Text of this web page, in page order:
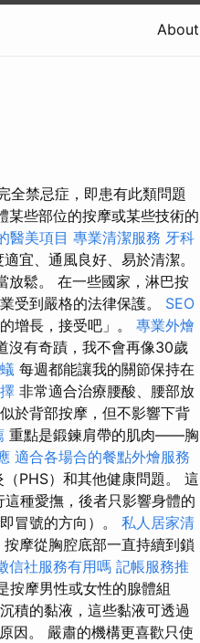
About
禁忌症，即患有此類問題
某些部位的按摩或某些技術的
醫美項目 專業清潔服務 牙科
宜、通風良好、易於清潔。
放鬆。 在一些國家，淋巴按
受到嚴格的法律保護。 SEO
增長，接受吧」。 專業外燴
沒有奇蹟，我不會再像30歲
每週都能讓我的關節保持在
非常適合治療腰酸、腰部放
於背部按摩，但不影響下背
重點是鍛鍊肩帶的肌肉——胸
適合各場合的餐點外燴服務
PHS）和其他健康問題。 這
種愛撫，後者只影響身體的
冒號的方向）。 私人居家清
摩從胸腔底部一直持續到鎖
信社服務有用嗎 記帳服務推
按摩男性或女性的腺體組
積的黏液，這些黏液可透過
因。 嚴肅的機構更喜歡只使